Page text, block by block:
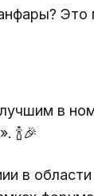
Это
в
🍾🎉
в